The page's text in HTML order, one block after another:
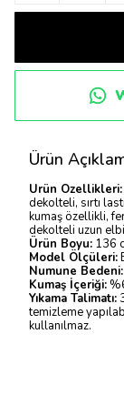
Ürün
Ürün Özellikleri:
dekolteli, sırtı
kumaş özellikli,
dekolteli uzun
Ürün Boyu: 136
Model Ölçüleri:
Numune Bedeni:
Kumaş İçeriği:
Yıkama Talimatı:
temizleme
kullanılmaz.